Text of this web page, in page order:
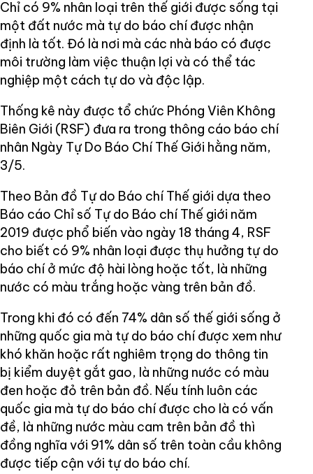
Chỉ có 9% nhân loại trên thế giới được sống tại
một đất nước mà tự do báo chí được nhận
định là tốt. Đó là nơi mà các nhà báo có được
môi trường làm việc thuận lợi và có thể tác
nghiệp một cách tự do và độc lập.
Thống kê này được tổ chức Phóng Viên Không
Biên Giới (RSF) đưa ra trong thông cáo báo chí
nhân Ngày Tự Do Báo Chí Thế Giới hằng năm,
3/5.
Theo Bản đồ Tự do Báo chí Thế giới dựa theo
Báo cáo Chỉ số Tự do Báo chí Thế giới năm
2019 được phổ biến vào ngày 18 tháng 4, RSF
cho biết có 9% nhân loại được thụ hưởng tự do
báo chí ở mức độ hài lòng hoặc tốt, là những
nước có màu trắng hoặc vàng trên bản đồ.
Trong khi đó có đến 74% dân số thế giới sống ở
những quốc gia mà tự do báo chí được xem như
khó khăn hoặc rất nghiêm trọng do thông tin
bị kiểm duyệt gắt gao, là những nước có màu
đen hoặc đỏ trên bản đồ. Nếu tính luôn các
quốc gia mà tự do báo chí được cho là có vấn
đề, là những nước màu cam trên bản đồ thì
đồng nghĩa với 91% dân số trên toàn cầu không
được tiếp cận với tự do báo chí.